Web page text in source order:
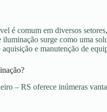
é comum em diversos
surge como uma
e manutenção de
– RS oferece inúmeras